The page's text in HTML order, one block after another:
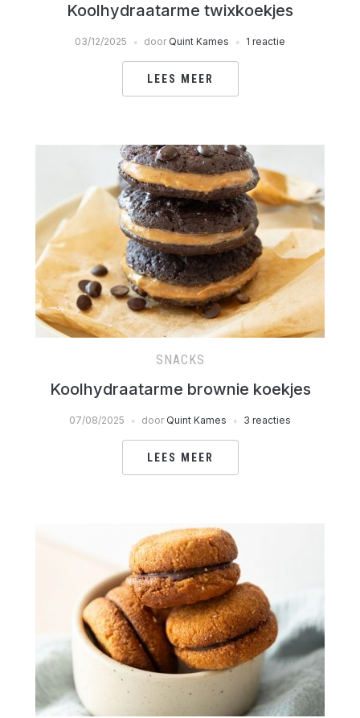
Koolhydraatarme twixkoekjes
03/12/2025 door Quint Kames 1 reactie
LEES MEER
SNACKS
Koolhydraatarme brownie koekjes
07/08/2025 door Quint Kames 3 reacties
LEES MEER